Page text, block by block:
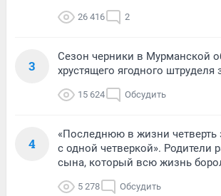
26 416 2
3
Сезон черники в Мурманской
хрустящего ягодного штруделя
15 624 Обсудить
4
«Последнюю в жизни четверть
с одной четверкой». Родители
сына, который всю жизнь
5 278 Обсудить